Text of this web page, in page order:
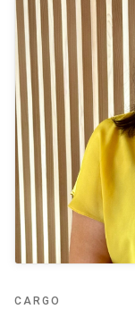
CARGO